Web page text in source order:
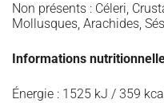
Non présents : Céleri,
Mollusques, Arachides,
Informations
Énergie : 1525 kJ / 359 kcal